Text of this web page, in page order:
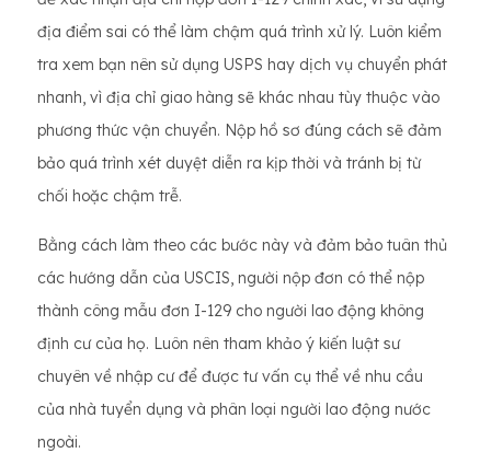
địa điểm sai có thể làm chậm quá trình xử lý. Luôn kiểm
tra xem bạn nên sử dụng USPS hay dịch vụ chuyển phát
nhanh, vì địa chỉ giao hàng sẽ khác nhau tùy thuộc vào
phương thức vận chuyển. Nộp hồ sơ đúng cách sẽ đảm
bảo quá trình xét duyệt diễn ra kịp thời và tránh bị từ
chối hoặc chậm trễ.
Bằng cách làm theo các bước này và đảm bảo tuân thủ
các hướng dẫn của USCIS, người nộp đơn có thể nộp
thành công mẫu đơn I-129 cho người lao động không
định cư của họ. Luôn nên tham khảo ý kiến ​​luật sư
chuyên về nhập cư để được tư vấn cụ thể về nhu cầu
của nhà tuyển dụng và phân loại người lao động nước
ngoài.